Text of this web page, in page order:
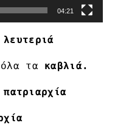
04:21
λευτεριά
τα καβλιά.